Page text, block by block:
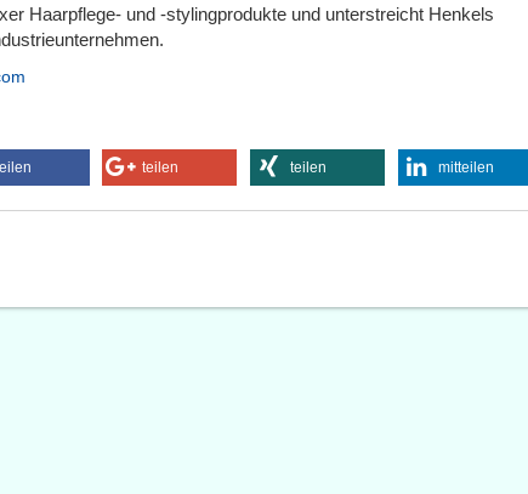
Haarpflege- und -stylingprodukte und unterstreicht Henkels
teilen teilen mitteilen